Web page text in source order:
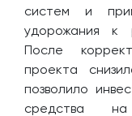
систем и
удорожания к
После
проекта
позволило
средства на